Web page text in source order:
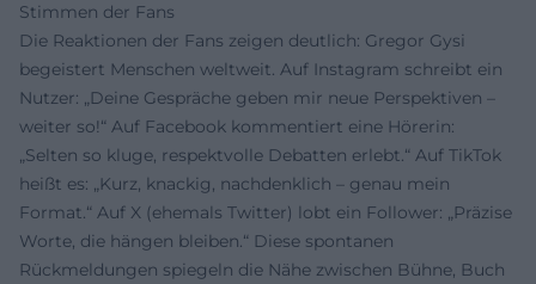
Stimmen der Fans
Die Reaktionen der Fans zeigen deutlich: Gregor Gysi
begeistert Menschen weltweit. Auf Instagram schreibt ein
Nutzer: „Deine Gespräche geben mir neue Perspektiven –
weiter so!“ Auf Facebook kommentiert eine Hörerin:
„Selten so kluge, respektvolle Debatten erlebt.“ Auf TikTok
heißt es: „Kurz, knackig, nachdenklich – genau mein
Format.“ Auf X (ehemals Twitter) lobt ein Follower: „Präzise
Worte, die hängen bleiben.“ Diese spontanen
Rückmeldungen spiegeln die Nähe zwischen Bühne, Buch